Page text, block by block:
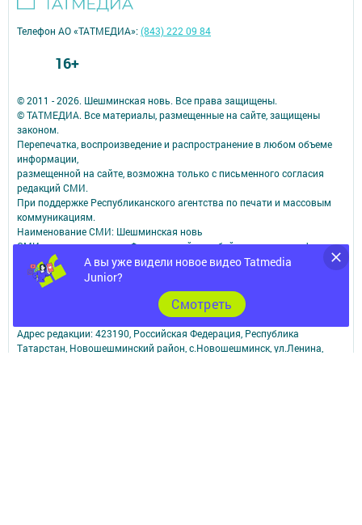
А вы уже видели новое видео Tatmedia
Junior?
Cмотреть
© 2011 - 2026. Шешминская новь. Все права защищены.
© ТАТМЕДИА. Все материалы, размещенные на сайте, защищены
законом.
Перепечатка, воспроизведение и распространение в любом объеме
информации,
размещенной на сайте, возможна только с письменного согласия
редакций СМИ.
При поддержке Республиканского агентства по печати и массовым
коммуникациям.
Наименование СМИ: Шешминская новь
СМИ зарегистрировано Федеральной службой по надзору в сфере
связи,
информационных технологий и массовых коммуникаций
запись о регистрации СМИ ЭЛ № ФС 77 - 90148 от 07.10.2025
ФИО главного редактора: Мусин Азат Вализанович Email:
sheshminskaja-nov.dir@tatmedia.com
Адрес редакции: 423190, Российская Федерация, Республика
Татарстан, Новошешминский район, с.Новошешминск, ул.Ленина,
Телефон АО «ТАТМЕДИА»:(843) 222 09 84
16+